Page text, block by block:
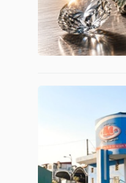
CÔNG
NGHIỆP
THIẾT